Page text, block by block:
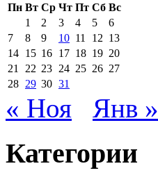
Пн Вт Ср Чт Пт Сб Вс
1
2 3 4 5
6
7
8 9 10 11 12 13
14 15 16 17 18 19 20
21
22 23 24 25 26 27
28 29 30 31
« Ноя Янв »
Категории